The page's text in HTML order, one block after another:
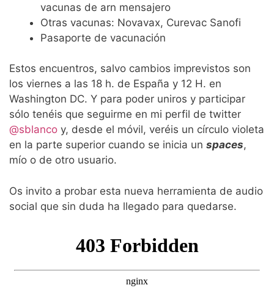
vacunas de arn mensajero
Otras vacunas: Novavax, Curevac Sanofi
Pasaporte de vacunación
Estos encuentros, salvo cambios imprevistos son
los viernes a las 18 h. de España y 12 H. en
Washington DC. Y para poder uniros y participar
sólo tenéis que seguirme en mi perfil de twitter
@sblanco y, desde el móvil, veréis un círculo violeta
en la parte superior cuando se inicia un spaces,
mío o de otro usuario.
Os invito a probar esta nueva herramienta de audio
social que sin duda ha llegado para quedarse.